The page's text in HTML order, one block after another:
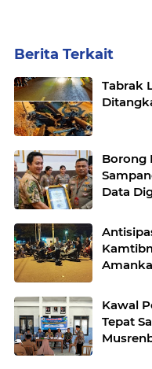
Berita Terkait
Tabrak
Borong
Data
Kawal
Tepat